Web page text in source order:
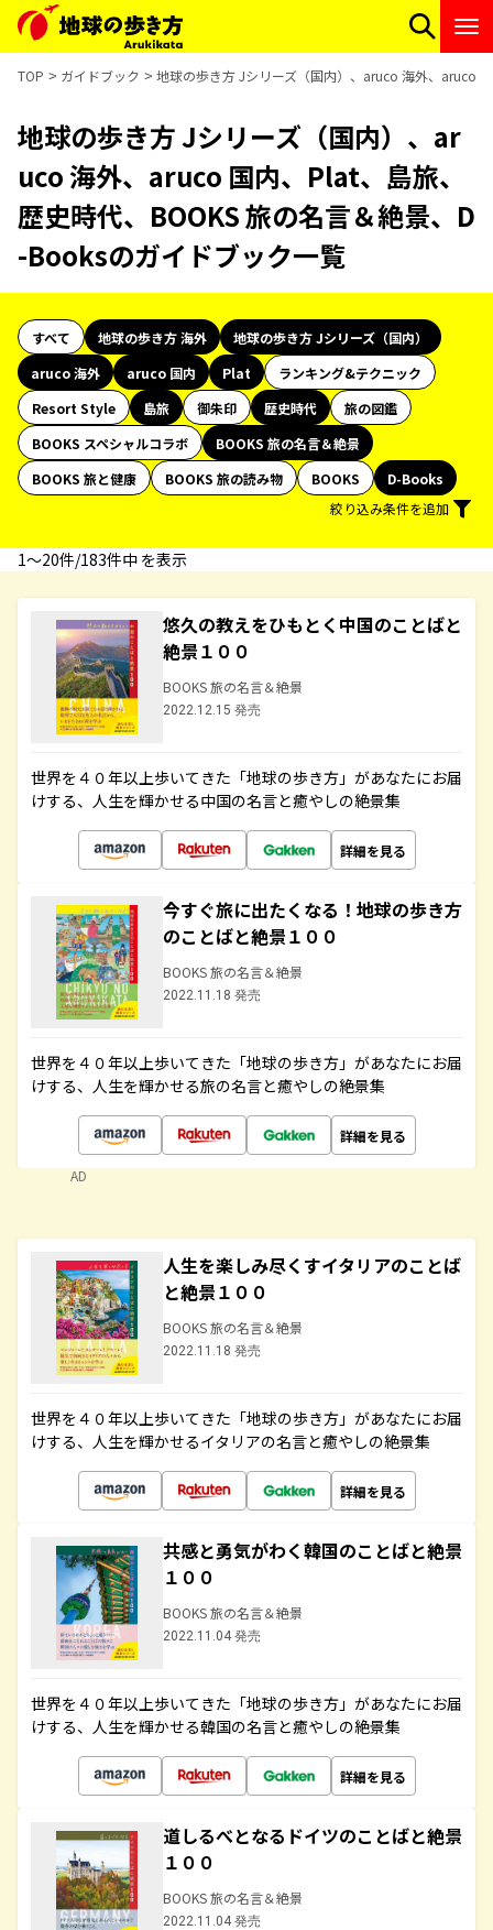
TOP ガイドブック 地球の歩き方 Jシリーズ（国内）、aruco 海外、aruco
地球の歩き方 Jシリーズ（国内）、ar
uco 海外、aruco 国内、Plat、島旅、
歴史時代、BOOKS 旅の名言＆絶景、D
-Booksのガイドブック一覧
すべて 地球の歩き方 海外
地球の歩き方 Jシリーズ（国内）
aruco 海外
aruco 国内 Plat
ランキング&テクニック
Resort Style
島旅 御朱印 歴史時代
旅の図鑑
BOOKS スペシャルコラボ
BOOKS 旅の名言＆絶景
BOOKS 旅と健康
BOOKS 旅の読み物 BOOKS
D-Books
絞り込み条件を追加
1〜20件/183件中 を表示
悠久の教えをひもとく中国のことばと
絶景１００
BOOKS 旅の名言＆絶景
2022.12.15 発売
世界を４０年以上歩いてきた「地球の歩き方」があなたにお届
けする、人生を輝かせる中国の名言と癒やしの絶景集
詳細を見る
今すぐ旅に出たくなる！地球の歩き方
のことばと絶景１００
BOOKS 旅の名言＆絶景
2022.11.18 発売
世界を４０年以上歩いてきた「地球の歩き方」があなたにお届
けする、人生を輝かせる旅の名言と癒やしの絶景集
詳細を見る
AD
人生を楽しみ尽くすイタリアのことば
と絶景１００
BOOKS 旅の名言＆絶景
2022.11.18 発売
世界を４０年以上歩いてきた「地球の歩き方」があなたにお届
けする、人生を輝かせるイタリアの名言と癒やしの絶景集
詳細を見る
共感と勇気がわく韓国のことばと絶景
１００
BOOKS 旅の名言＆絶景
2022.11.04 発売
世界を４０年以上歩いてきた「地球の歩き方」があなたにお届
けする、人生を輝かせる韓国の名言と癒やしの絶景集
詳細を見る
道しるべとなるドイツのことばと絶景
１００
BOOKS 旅の名言＆絶景
2022.11.04 発売